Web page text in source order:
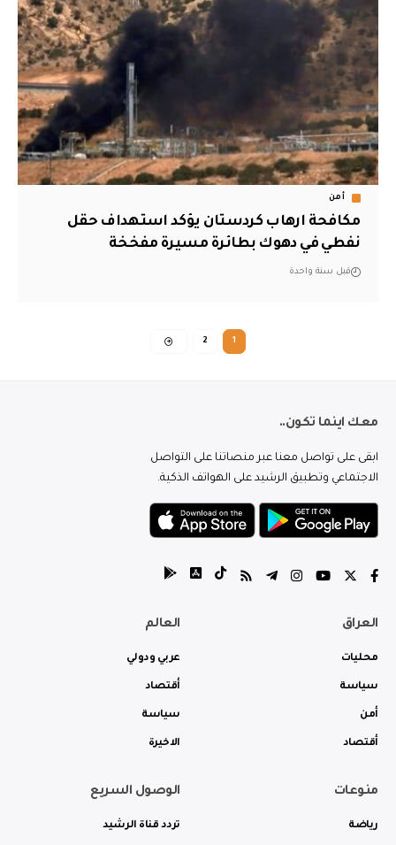
أمن
مكافحة ارهاب كردستان يؤكد استهداف حقل
نفطي في دهوك بطائرة مسيرة مفخخة
قبل سنة واحدة
1
2
معك اينما تكون..
ابقى على تواصل معنا عبر منصاتنا على التواصل
الاجتماعي وتطبيق الرشيد على الهواتف الذكية.
العراق
محليات
سياسة
أمن
أقتصاد
العالم
عربي ودولي
أقتصاد
سياسة
الاخيرة
منوعات
رياضة
الوصول السريع
تردد قناة الرشيد